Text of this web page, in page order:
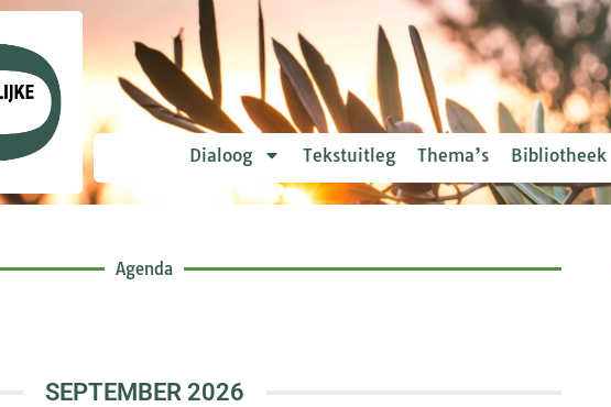
Dialoog Tekstuitleg Thema’s Bibliotheek
Agenda
SEPTEMBER 2026